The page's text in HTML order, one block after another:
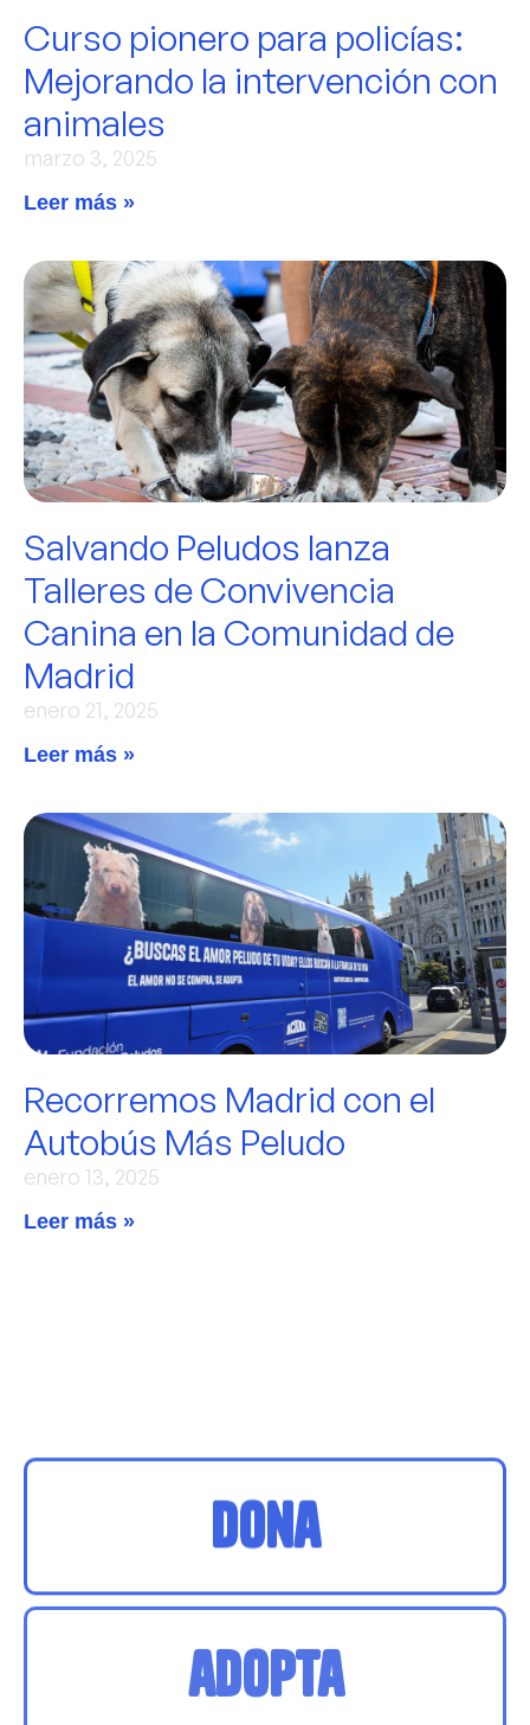
Curso pionero para policías:
Mejorando la intervención con
animales
marzo 3, 2025
Leer más »
Salvando Peludos lanza
Talleres de Convivencia
Canina en la Comunidad de
Madrid
enero 21, 2025
Leer más »
Recorremos Madrid con el
Autobús Más Peludo
enero 13, 2025
Leer más »
Dona
adopta